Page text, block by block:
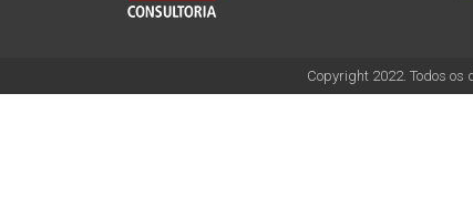
Copyright 2022. Todos os